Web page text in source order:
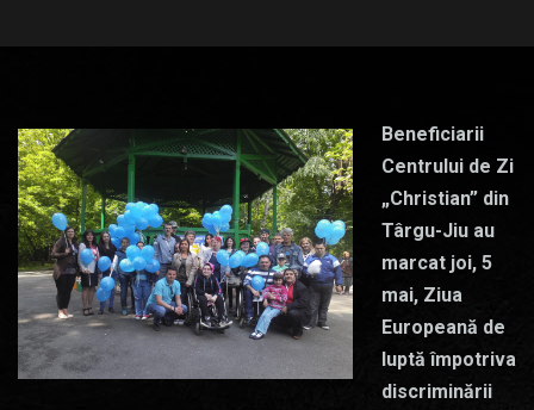
Beneficiarii
Centrului de Zi
„Christian” din
Târgu-Jiu au
marcat joi, 5
mai, Ziua
Europeană de
luptă împotriva
discriminării